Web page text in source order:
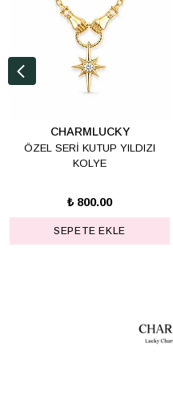
CHARMLUCKY
ÖZEL SERİ KUTUP YILDIZI
KOLYE
₺ 800.00
SEPETE EKLE